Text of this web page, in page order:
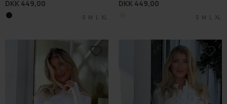
DKK 449,00
S M L XL
DKK 449,00
S M L XL